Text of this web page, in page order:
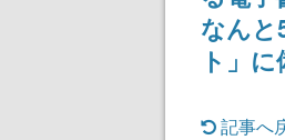
なんと
ト」
記事へ